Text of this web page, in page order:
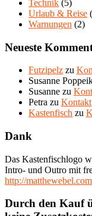
Technik (5)
Urlaub & Reise
Warnungen (2)
Neueste
Futzipelz zu
Susanne
Susanne zu
Petra zu Kontakt
Kastenfisch zu
Dank
Das Kastenfischlogo
Intro- und Outro mit
http://matthewebel.com
Durch den Kauf